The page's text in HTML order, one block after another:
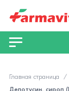
Главная страница